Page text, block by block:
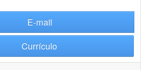
E-mail
Currículo